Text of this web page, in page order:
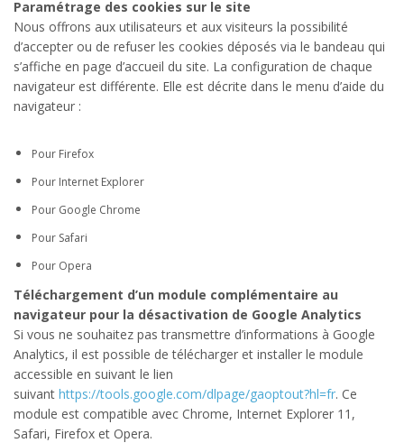
Paramétrage des cookies sur le site
Nous offrons aux utilisateurs et aux visiteurs la possibilité
d’accepter ou de refuser les cookies déposés via le bandeau qui
s’affiche en page d’accueil du site. La configuration de chaque
navigateur est différente. Elle est décrite dans le menu d’aide du
navigateur :
Pour Firefox
Pour Internet Explorer
Pour Google Chrome
Pour Safari
Pour Opera
Téléchargement d’un module complémentaire au
navigateur pour la désactivation de Google Analytics
Si vous ne souhaitez pas transmettre d’informations à Google
Analytics, il est possible de télécharger et installer le module
accessible en suivant le lien
suivant https://tools.google.com/dlpage/gaoptout?hl=fr. Ce
module est compatible avec Chrome, Internet Explorer 11,
Safari, Firefox et Opera.